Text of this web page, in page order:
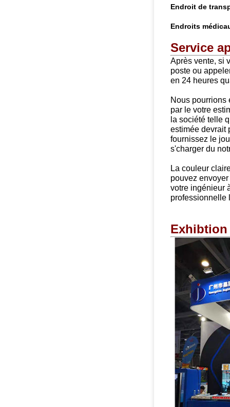
Endroit de
Endroits
Service
Après vente, si
poste ou
en 24 heures
Nous pourrions
par le votre
la société telle
estimée devrait
fournissez le
s'charger du
La couleur
pouvez envoyer
votre ingénieur
professionnelle
Exhibtion